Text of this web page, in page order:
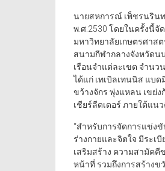
นายสหการณ์ เพ็ชรนริน
พ.ศ.2530 โดยในครั้งนี้
มหาวิทยาลัยเกษตรศาส
สนามกีฬากลางจังหวัดน
เรือนจำแต่ละเขต จำน
ได้แก่ เทเบิลเทนนิส แบ
ขว้างจักร พุ่งแหลน เขย่
เชียร์ลีดเดอร์ ภายใต้แนว
“สำหรับการจัดการแข่ง
ร่างกายและจิตใจ มีระเ
เสริมสร้าง ความสามัคคี
หน้าที่ รวมถึงการสร้างข